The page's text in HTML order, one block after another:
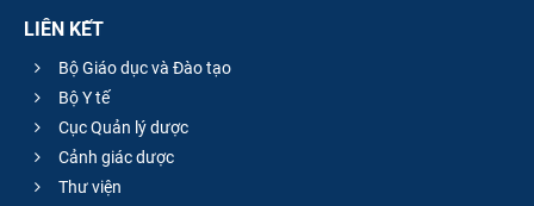
LIÊN KẾT
Bộ Giáo dục và Đào tạo
Bộ Y tế
Cục Quản lý dược
Cảnh giác dược
Thư viện